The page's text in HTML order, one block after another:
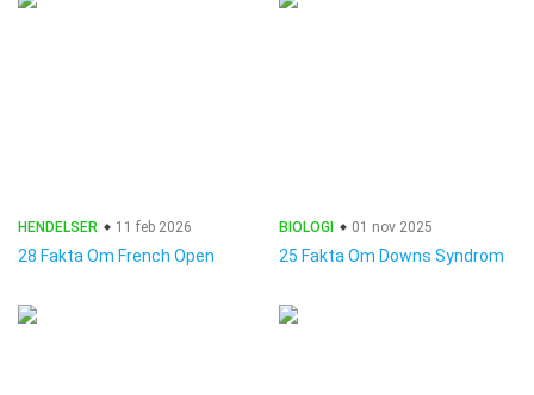
HENDELSER 11 feb 2026
28 Fakta Om French Open
BIOLOGI 01 nov 2025
25 Fakta Om Downs Syndrom